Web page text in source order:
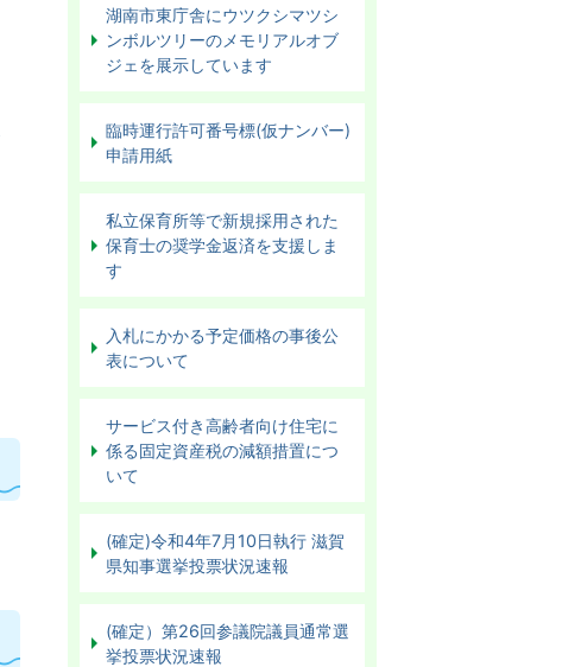
湖南市東庁舎にウツクシマツシ
ンボルツリーのメモリアルオブ
ジェを展示しています
臨時運行許可番号標(仮ナンバー)
申請用紙
私立保育所等で新規採用された
保育士の奨学金返済を支援しま
す
入札にかかる予定価格の事後公
表について
サービス付き高齢者向け住宅に
係る固定資産税の減額措置につ
いて
(確定)令和4年7月10日執行 滋賀
県知事選挙投票状況速報
(確定）第26回参議院議員通常選
挙投票状況速報